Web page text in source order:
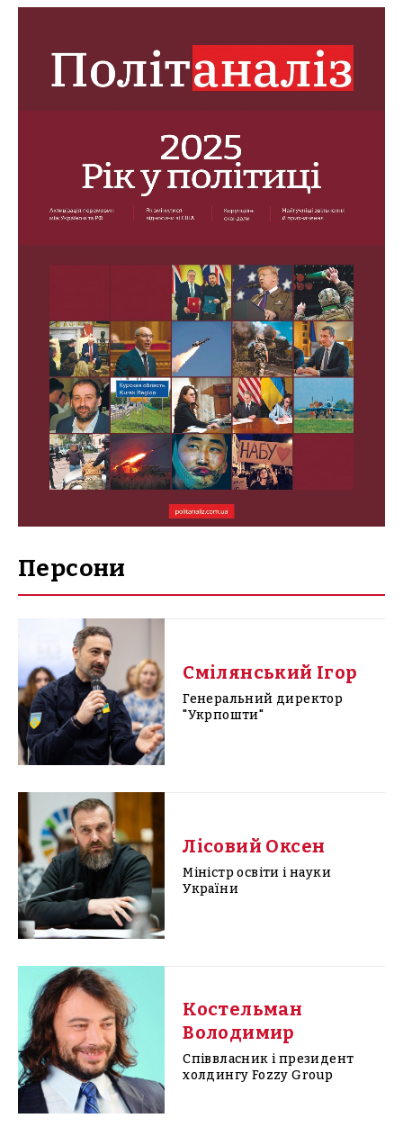
Персони
Смілянський Ігор
Генеральний директор
"Укрпошти"
Лісовий Оксен
Міністр освіти і науки
України
Костельман
Володимир
Співвласник і президент
холдингу Fozzy Group